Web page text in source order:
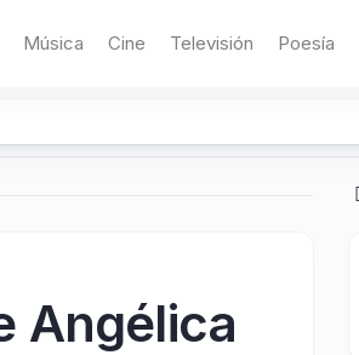
Música Cine Televisión Poesía
Angélica